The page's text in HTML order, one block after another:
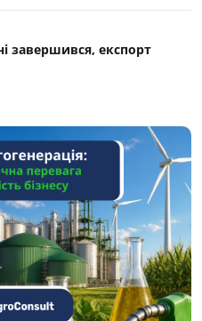
завершився, експорт